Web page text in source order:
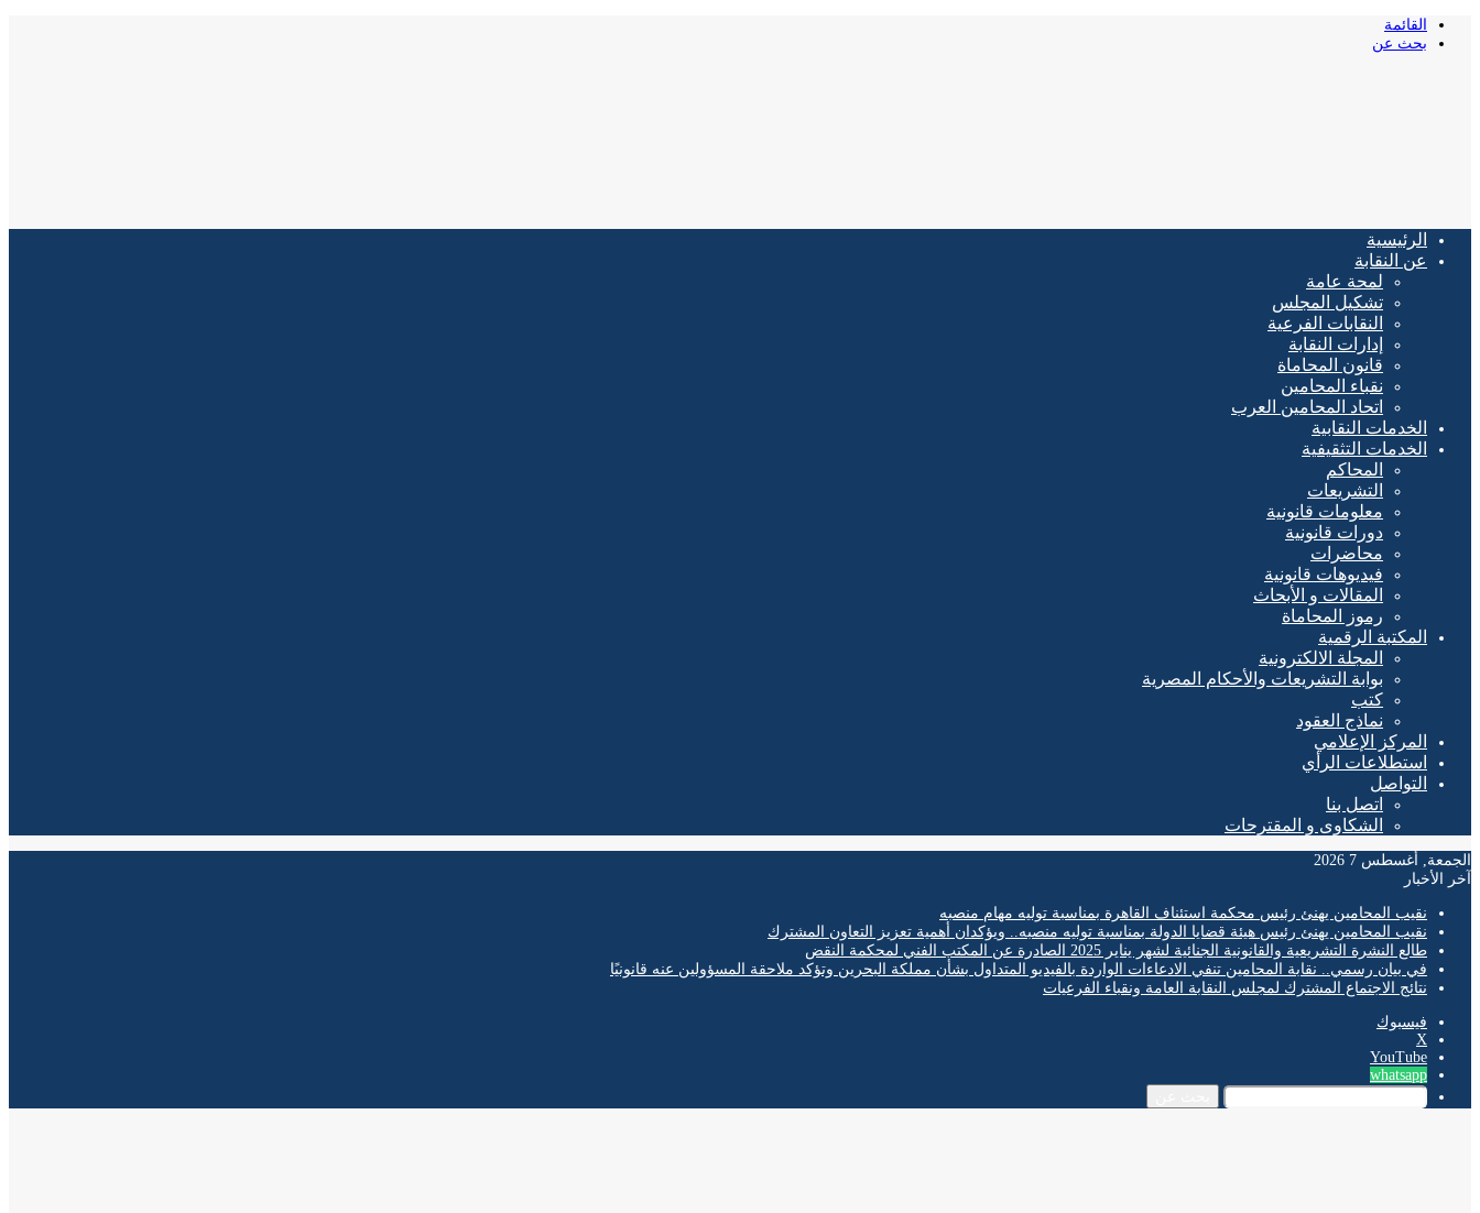
القائمة
بحث عن
الرئيسية
عن النقابة
لمحة عامة
تشكيل المجلس
النقابات الفرعية
إدارات النقابة
قانون المحاماة
نقباء المحامين
اتحاد المحامين العرب
الخدمات النقابية
الخدمات التثقيفية
المحاكم
التشريعات
معلومات قانونية
دورات قانونية
محاضرات
فيديوهات قانونية
المقالات و الأبحاث
رموز المحاماة
المكتبة الرقمية
المجلة الالكترونية
بوابة التشريعات والأحكام المصرية
كتب
نماذج العقود
المركز الإعلامي
استطلاعات الرأي
التواصل
اتصل بنا
الشكاوى و المقترحات
الجمعة, أغسطس 7 2026
آخر الأخبار
نقيب المحامين يهنئ رئيس محكمة استئناف القاهرة بمناسبة توليه مهام منصبه
نقيب المحامين يهنئ رئيس هيئة قضايا الدولة بمناسبة توليه منصبه.. ويؤكدان أهمية تعزيز التعاون المشترك
طالع النشرة التشريعية والقانونية الجنائية لشهر يناير 2025 الصادرة عن المكتب الفني لمحكمة النقض
في بيان رسمي.. نقابة المحامين تنفي الادعاءات الواردة بالفيديو المتداول بشأن مملكة البحرين وتؤكد ملاحقة المسؤولين عنه قانونيًا
نتائج الاجتماع المشترك لمجلس النقابة العامة ونقباء الفرعيات
فيسبوك
‫X
‫YouTube
whatsapp